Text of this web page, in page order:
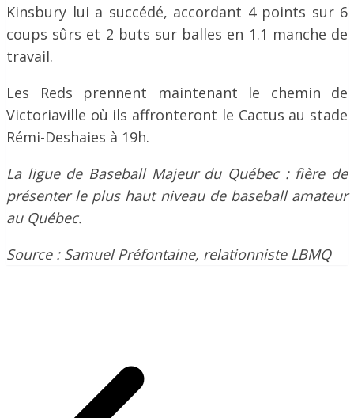
Kinsbury lui a succédé, accordant 4 points sur 6
coups sûrs et 2 buts sur balles en 1.1 manche de
travail.
Les Reds prennent maintenant le chemin de
Victoriaville où ils affronteront le Cactus au stade
Rémi-Deshaies à 19h.
La ligue de Baseball Majeur du Québec : fière de
présenter le plus haut niveau de baseball amateur
au Québec.
Source : Samuel Préfontaine, relationniste LBMQ